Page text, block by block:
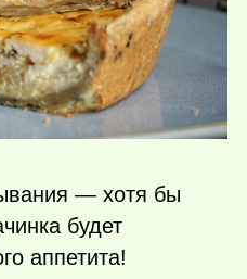
— хотя бы
будет
аппетита!